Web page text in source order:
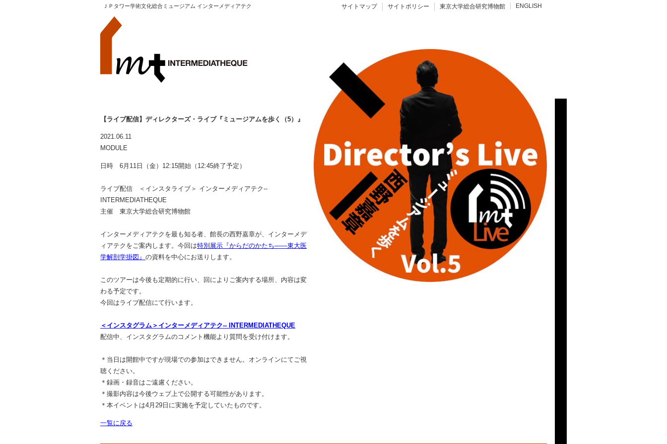
サイトマップ サイトポリシー 東京大学総合研究博物館 ENGLISH
ＪＰタワー学術文化総合ミュージアム インターメディアテク
【ライブ配信】ディレクターズ・ライブ『ミュージアムを歩く（5）』
2021.06.11
MODULE
日時 6月11日（金）12:15開始（12:45終了予定）
ライブ配信 ＜インスタライブ＞ インターメディアテク--
INTERMEDIATHEQUE
主催 東京大学総合研究博物館
インターメディアテクを最も知る者、館長の西野嘉章が、インターメデ
ィアテクをご案内します。今回は特別展示『からだのかたち――東大医
学解剖学掛図』 の資料を中心にお送りします。
このツアーは今後も定期的に行い、回によりご案内する場所、内容は変
わる予定です。
今回はライブ配信にて行います。
＜インスタグラム＞インターメディアテク-- INTERMEDIATHEQUE
配信中、インスタグラムのコメント機能より質問を受け付けます。
＊当日は開館中ですが現場での参加はできません。オンラインにてご視
聴ください。
＊録画・録音はご遠慮ください。
＊撮影内容は今後ウェブ上で公開する可能性があります。
＊本イベントは4月29日に実施を予定していたものです。
一覧に戻る